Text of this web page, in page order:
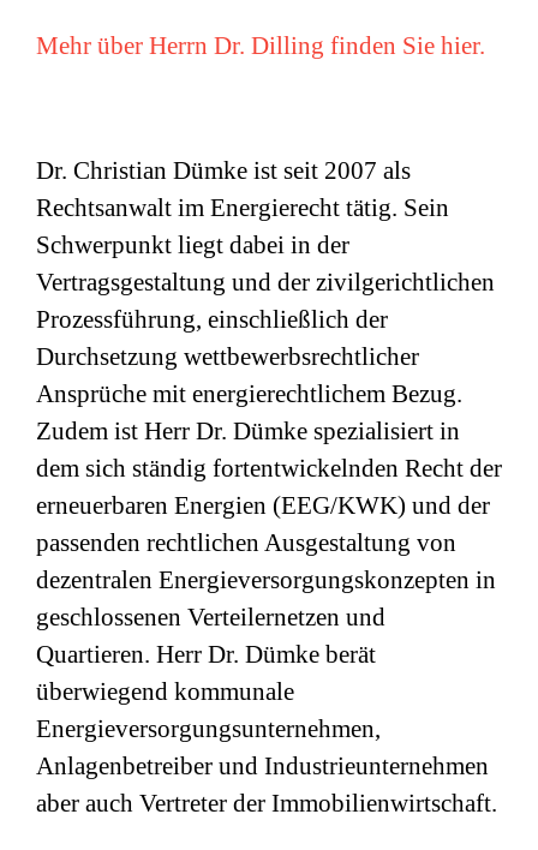
Mehr über Herrn Dr. Dilling finden Sie hier.
Dr. Christian Dümke ist seit 2007 als
Rechtsanwalt im Energierecht tätig. Sein
Schwerpunkt liegt dabei in der
Vertragsgestaltung und der zivilgerichtlichen
Prozessführung, einschließlich der
Durchsetzung wettbewerbsrechtlicher
Ansprüche mit energierechtlichem Bezug.
Zudem ist Herr Dr. Dümke spezialisiert in
dem sich ständig fortentwickelnden Recht der
erneuerbaren Energien (EEG/KWK) und der
passenden rechtlichen Ausgestaltung von
dezentralen Energieversorgungskonzepten in
geschlossenen Verteilernetzen und
Quartieren. Herr Dr. Dümke berät
überwiegend kommunale
Energieversorgungsunternehmen,
Anlagenbetreiber und Industrieunternehmen
aber auch Vertreter der Immobilienwirtschaft.